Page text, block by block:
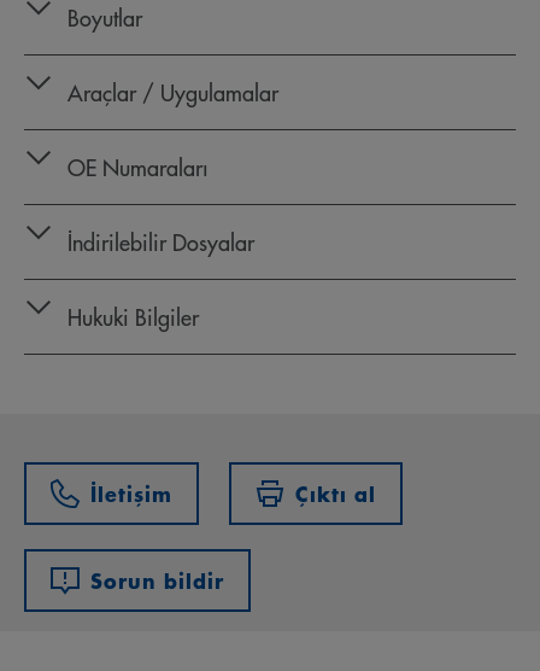
Boyutlar
Araçlar / Uygulamalar
OE Numaraları
İndirilebilir Dosyalar
Hukuki Bilgiler
İletişim Çıktı al
Sorun bildir